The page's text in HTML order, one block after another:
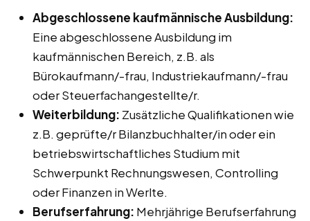
Abgeschlossene kaufmännische Ausbildung:
Eine abgeschlossene Ausbildung im
kaufmännischen Bereich, z.B. als
Bürokaufmann/-frau, Industriekaufmann/-frau
oder Steuerfachangestellte/r.
Weiterbildung: Zusätzliche Qualifikationen wie
z.B. geprüfte/r Bilanzbuchhalter/in oder ein
betriebswirtschaftliches Studium mit
Schwerpunkt Rechnungswesen, Controlling
oder Finanzen in Werlte.
Berufserfahrung: Mehrjährige Berufserfahrung